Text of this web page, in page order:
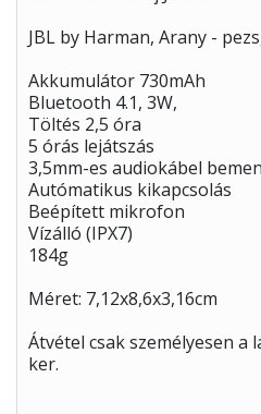
JBL by Harman, Arany -
Akkumulátor 730mAh
Bluetooth 4.1, 3W,
Töltés 2,5 óra
5 órás lejátszás
3,5mm-es audiokábel
Autómatikus kikapcsolás
Beépített mikrofon
Vízálló (IPX7)
184g
Méret: 7,12x8,6x3,16cm
Átvétel csak személyesen a
ker.